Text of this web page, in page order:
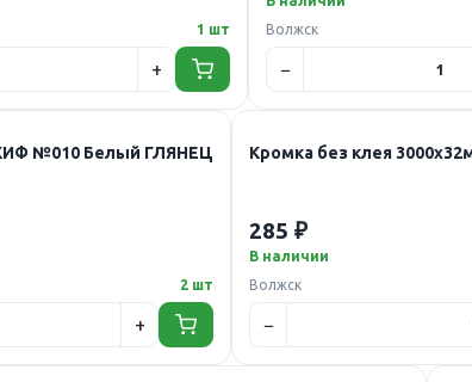
1 шт
Волжск
№010 Белый ГЛЯНЕЦ
2 шт
Кромка без клея
285 ₽
В наличии
Волжск